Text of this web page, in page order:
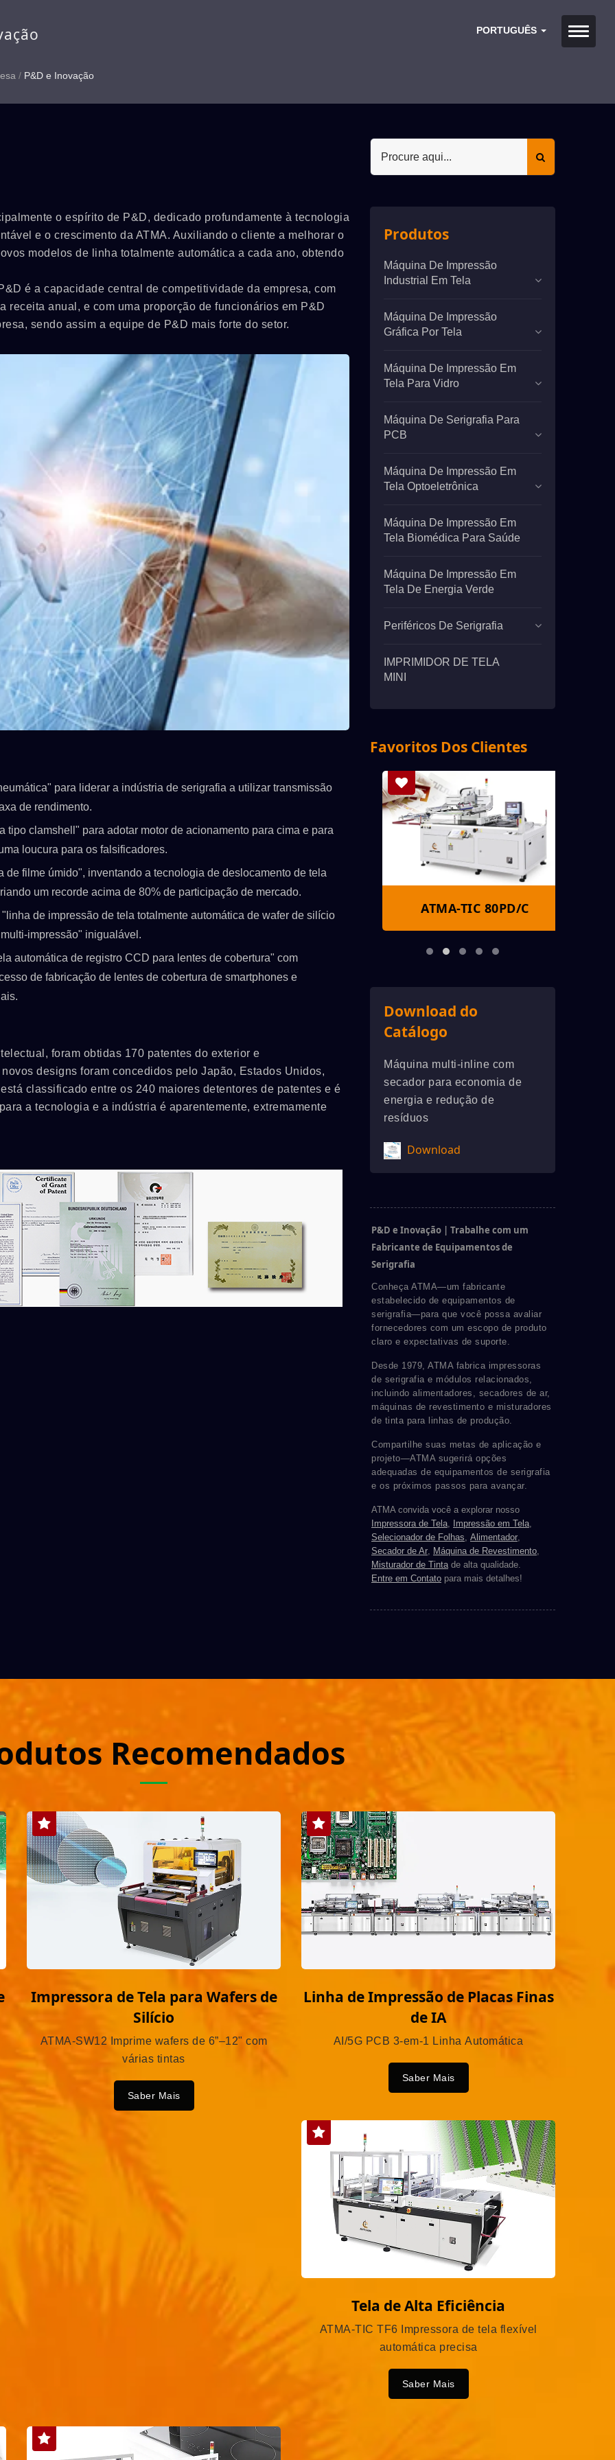
PORTUGUÊS
/ P&D e Inovação
o espírito de P&D, dedicado profundamente à tecnologia
e o crescimento da ATMA. Auxiliando o cliente a melhorar o
modelos de linha totalmente automática a cada ano, obtendo
é a capacidade central de competitividade da empresa, com
receita anual, e com uma proporção de funcionários em P&D
sendo assim a equipe de P&D mais forte do setor.
para liderar a indústria de serigrafia a utilizar transmissão
de rendimento.
clamshell" para adotar motor de acionamento para cima e para
loucura para os falsificadores.
filme úmido", inventando a tecnologia de deslocamento de tela
um recorde acima de 80% de participação de mercado.
de impressão de tela totalmente automática de wafer de silício
impressão" inigualável.
automática de registro CCD para lentes de cobertura" com
de fabricação de lentes de cobertura de smartphones e
foram obtidas 170 patentes do exterior e
designs foram concedidos pelo Japão, Estados Unidos,
classificado entre os 240 maiores detentores de patentes e é
a tecnologia e a indústria é aparentemente, extremamente
Produtos
Máquina De Impressão
Industrial Em Tela
Máquina De Impressão
Gráfica Por Tela
Máquina De Impressão Em
Tela Para Vidro
Máquina De Serigrafia Para
PCB
Máquina De Impressão Em
Tela Optoeletrônica
Máquina De Impressão Em
Tela Biomédica Para Saúde
Máquina De Impressão Em
Tela De Energia Verde
Periféricos De Serigrafia
IMPRIMIDOR DE TELA
MINI
Favoritos Dos Clientes
SPSLINE SL71 ATMALINA PC68/S ATMA-TIC 80PD/C
Download do
Catálogo
Máquina multi-inline com
secador para economia de
energia e redução de
resíduos
Download
P&D e Inovação | Trabalhe com um
Fabricante de Equipamentos de
Serigrafia
Conheça ATMA—um fabricante
estabelecido de equipamentos de
serigrafia—para que você possa avaliar
fornecedores com um escopo de produto
claro e expectativas de suporte.
Desde 1979, ATMA fabrica impressoras
de serigrafia e módulos relacionados,
incluindo alimentadores, secadores de ar,
máquinas de revestimento e misturadores
de tinta para linhas de produção.
Compartilhe suas metas de aplicação e
projeto—ATMA sugerirá opções
adequadas de equipamentos de serigrafia
e os próximos passos para avançar.
ATMA convida você a explorar nosso
Impressora de Tela, Impressão em Tela,
Selecionador de Folhas, Alimentador,
Secador de Ar, Máquina de Revestimento,
Misturador de Tintade alta qualidade.
Entre em Contato para mais detalhes!
Recomendados
Impressora de Tela para Wafers de
Silício
ATMA-SW12 Imprime wafers de 6”–12" com
várias tintas
Saber Mais
Linha de Impressão de Placas Finas
de IA
AI/5G PCB 3-em-1 Linha Automática
Saber Mais
Tela de Alta Eficiência
ATMA-TIC TF6 Impressora de tela flexível
automática precisa
Saber Mais